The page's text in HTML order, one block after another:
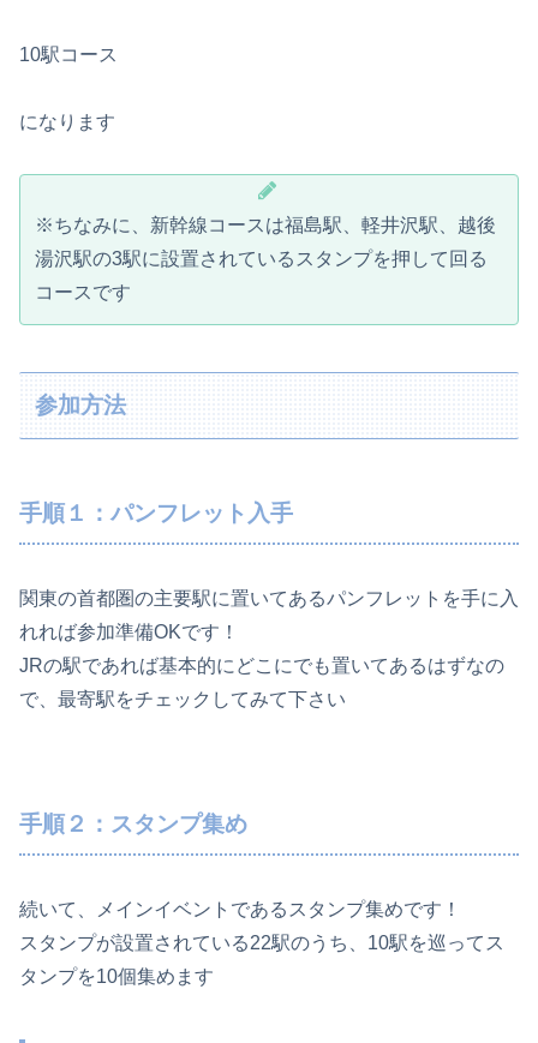
10駅コース
になります
※ちなみに、新幹線コースは福島駅、軽井沢駅、越後
湯沢駅の3駅に設置されているスタンプを押して回る
コースです
参加方法
手順１：パンフレット入手
関東の首都圏の主要駅に置いてあるパンフレットを手に入
れれば参加準備OKです！
JRの駅であれば基本的にどこにでも置いてあるはずなの
で、最寄駅をチェックしてみて下さい
手順２：スタンプ集め
続いて、メインイベントであるスタンプ集めです！
スタンプが設置されている22駅のうち、10駅を巡ってス
タンプを10個集めます